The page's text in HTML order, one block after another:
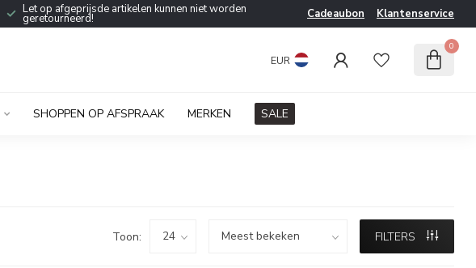
Let op afgeprijsde artikelen kunnen niet worden
geretourneerd! Cadeaubon Klantenservice
EUR
0
SHOPPEN OP AFSPRAAK MERKEN SALE
Toon: FILTERS